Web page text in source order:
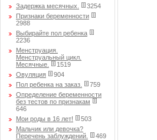
Задержка месячных.
3254
Признаки беременности
2988
Выбирайте пол ребенка
2236
Менструация.
Менструальный цикл.
Месячные.
1519
Овуляция
904
Пол ребенка на заказ.
759
Определение беременности
без тестов по признакам
646
Мои роды в 16 лет!
503
Мальчик или девочка?
Перечень заблуждений.
469